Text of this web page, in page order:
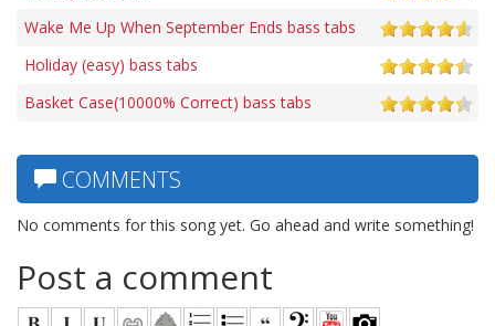
Wake Me Up When September Ends bass tabs
Holiday (easy) bass tabs
Basket Case(10000% Correct) bass tabs
COMMENTS
No comments for this song yet. Go ahead and write something!
Post a comment